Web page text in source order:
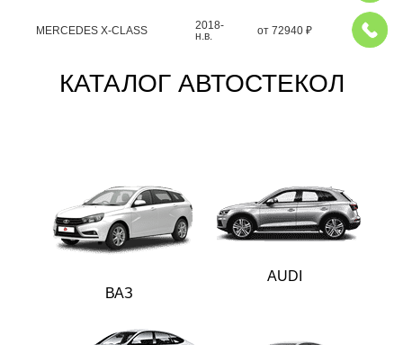
MERCEDES X-CLASS
2018-
н.в.
от 72940 ₽
КАТАЛОГ АВТОСТЕКОЛ
ВАЗ
AUDI